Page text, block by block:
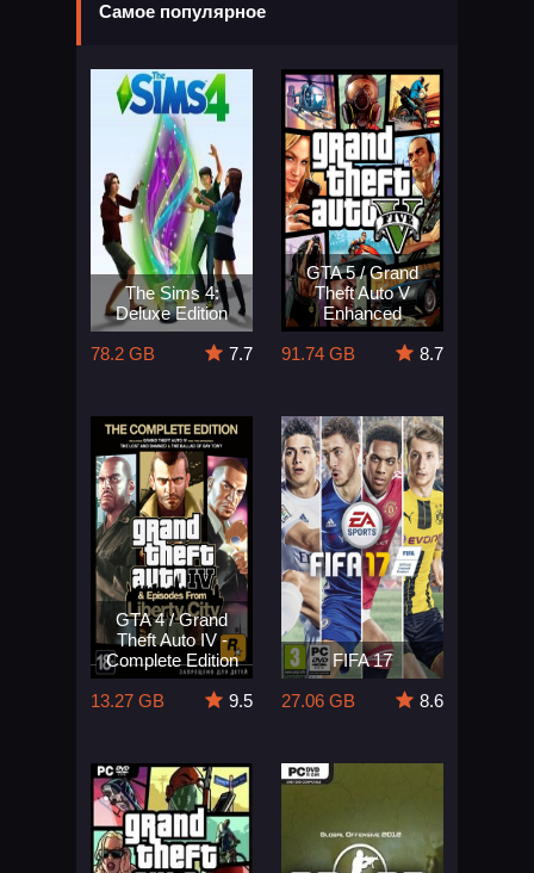
Самое популярное
The Sims 4:
Deluxe Edition
78.2 GB
7.7
GTA 5 / Grand
Theft Auto V
Enhanced
91.74 GB
8.7
GTA 4 / Grand
Theft Auto IV -
Complete Edition
13.27 GB
9.5
FIFA 17
27.06 GB
8.6